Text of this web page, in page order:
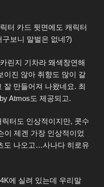
터 카드 뒷면에도 캐릭터
보니 말벌은 없네?)
린지 기차라 왜색창연해
이진 않아 취향도 많이 갈
잘 만들어져 나왔네요. 최
Atmos도 제공되고.
터도 인상적이지만, 콧수
이 제겐 가장 인상적이었
도 나오고…사나다 히로유
에 실려 있는데 우리말